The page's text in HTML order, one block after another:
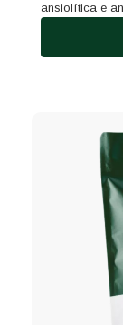
ansiolítica e